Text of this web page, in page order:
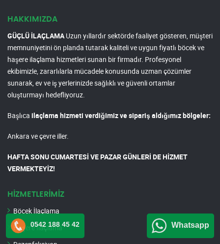
HAKKIMIZDA
GÜÇLÜ İLAÇLAMAUzun yıllardır sektörde faaliyet gösteren, müşteri
memnuniyetini ön planda tutarak kaliteli ve uygun fiyatlı böcek ve
haşere ilaçlama hizmetleri sunan bir firmadır. Profesyonel
ekibimizle, zararlılarla mücadele konusunda uzman çözümler
sunarak, ev ve iş yerlerinizde sağlıklı ve güvenli ortamlar
oluşturmayı hedefliyoruz.
Başlıca ilaçlama hizmeti verdiğimiz ve sipariş aldığımız bölgeler:
Ankara ve çevre iller.
HAFTA SONU CUMARTESİ VE PAZAR GÜNLERİ DE HİZMET
VERMEKTEYİZ!
HİZMETLERİMİZ
Böcek İlaçlama
Haşere İlaçlama
0542 188 45 42 Whatsapp